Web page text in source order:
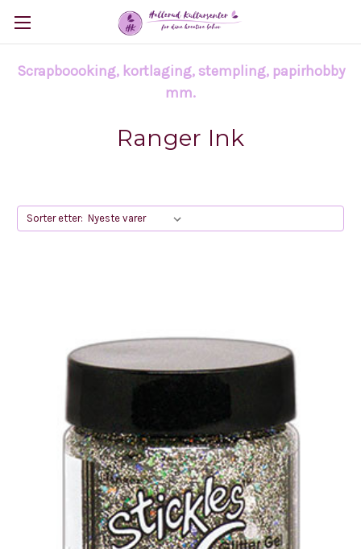
Scrapboooking, kortlaging, stempling, papirhobby
mm.
Ranger Ink
Sorter etter: